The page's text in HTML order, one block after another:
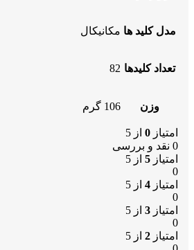
مدل کلید ها مکانیکال
تعداد کلیدها 82
وزن 106 گرم
امتیاز 0 از 5
0 نقد و بررسی
امتیاز 5 از 5
0
امتیاز 4 از 5
0
امتیاز 3 از 5
0
امتیاز 2 از 5